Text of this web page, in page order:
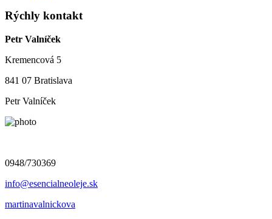
Rýchly kontakt
Petr Valníček
Kremencová 5
841 07 Bratislava
Petr Valníček
0948/730369
info@esencialneoleje.sk
martinavalnickova